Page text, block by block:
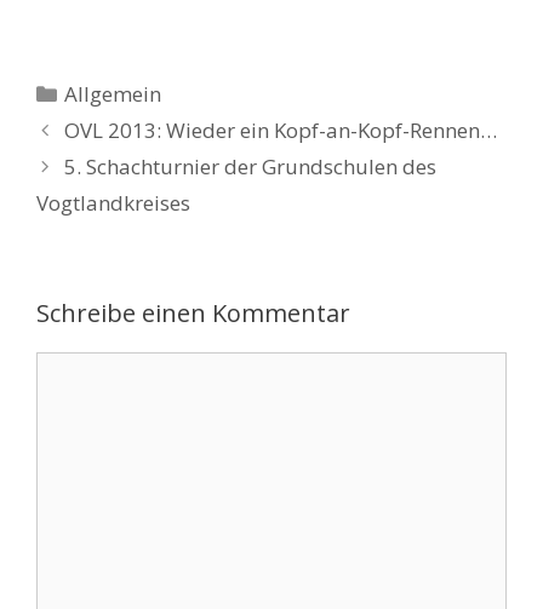
Kategorien
Allgemein
OVL 2013: Wieder ein Kopf-an-Kopf-Rennen…
5. Schachturnier der Grundschulen des
Vogtlandkreises
Schreibe einen Kommentar